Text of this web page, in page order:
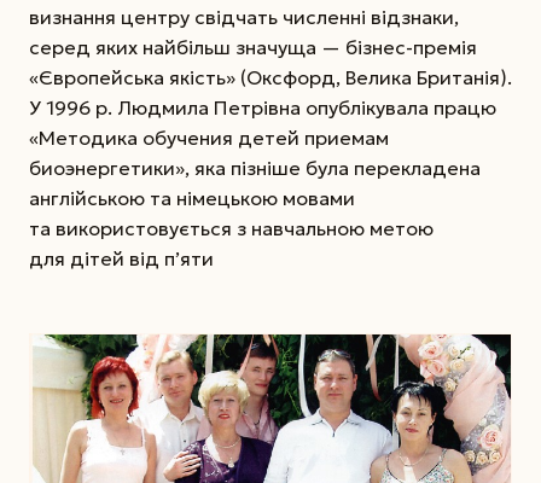
визнання центру свідчать численні відзнаки,
серед яких найбільш значуща — бізнес-премія
«Європейська якість» (Оксфорд, Велика Британія).
У 1996 р. Людмила Петрівна опублікувала працю
«Методика обучения детей приемам
биоэнергетики», яка пізніше була перекладена
англійською та німецькою мовами
та використовується з навчальною метою
для дітей від п’яти